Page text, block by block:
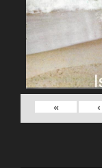
›
»